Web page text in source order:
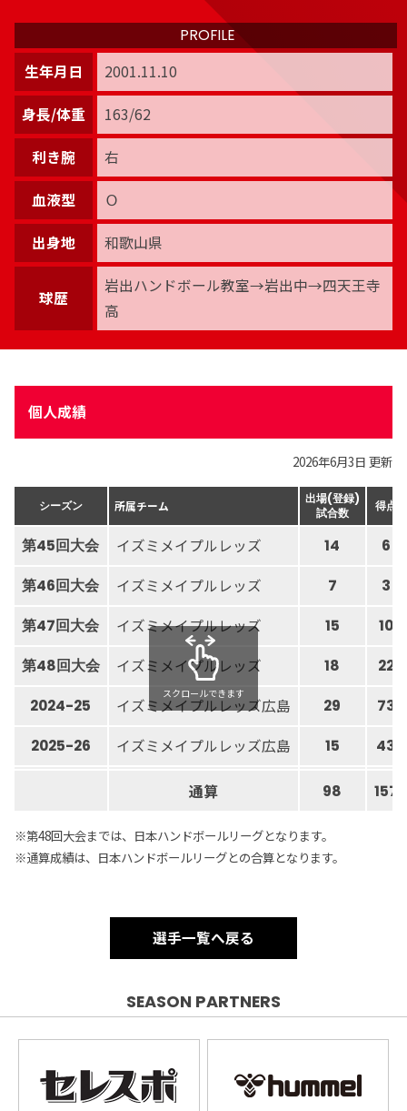
生年月日 2001.11.10
身長/体重 163/62
利き腕 右
血液型 Ｏ
出身地 和歌山県
球歴
岩出ハンドボール教室→岩出中→四天王寺
高
PROFILE
個人成績
2026年6月3日 更新
シーズン 所属チーム
出場(登録)
試合数
得点
第45回大会 イズミメイプルレッズ 14 6
第46回大会 イズミメイプルレッズ 7 3
第47回大会 イズミメイプルレッズ 15 10
第48回大会 イズミメイプルレッズ 18 22
2024-25 イズミメイプルレッズ広島 29 73
2025-26 イズミメイプルレッズ広島 15 43
通算 98 157
スクロールできます
※第48回大会までは、日本ハンドボールリーグとなります。
※通算成績は、日本ハンドボールリーグとの合算となります。
選手一覧へ戻る
SEASON PARTNERS